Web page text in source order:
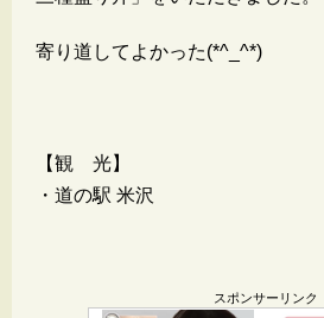
寄り道してよかった(*^_^*)
【観 光】
・道の駅 米沢
スポンサーリンク